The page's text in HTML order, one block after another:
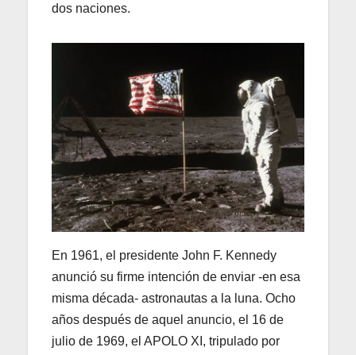
dos naciones.
En 1961, el presidente John F. Kennedy
anunció su firme intención de enviar -en esa
misma década- astronautas a la luna. Ocho
años después de aquel anuncio, el 16 de
julio de 1969, el APOLO XI, tripulado por